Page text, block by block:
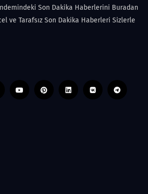
Son Dakika Haberlerini Buradan
ve Tarafsız Son Dakika Haberleri Sizlerle